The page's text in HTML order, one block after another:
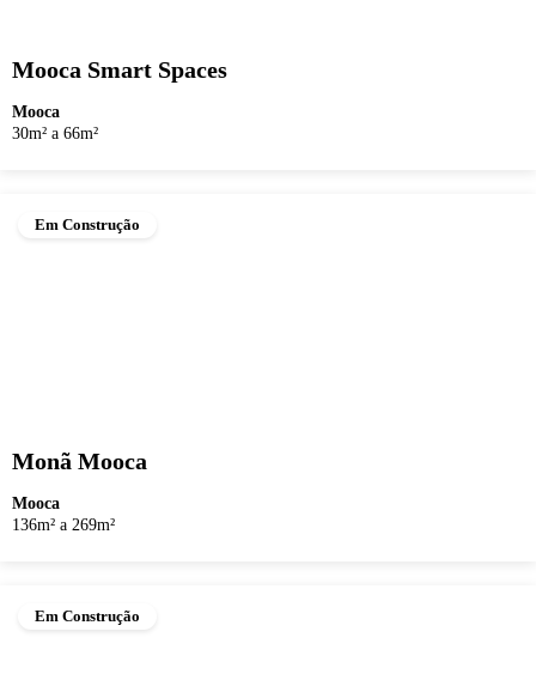
Mooca Smart Spaces
Mooca
30m² a 66m²
Em Construção
Monã Mooca
Mooca
136m² a 269m²
Em Construção